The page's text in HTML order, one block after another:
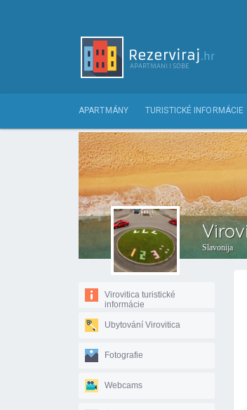
APARTMÁNY TURISTICKÉ INFORMÁCIE
Slavonija
Virovitica turistické
informácie
Ubytování Virovitica
Fotografie
Webcams